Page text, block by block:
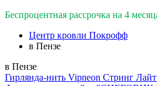
Беспроцентная рассрочка на 4
Центр кровли Покрофф
в Пензе
в Пензе
Гирлянда-нить Vipneon Стринг